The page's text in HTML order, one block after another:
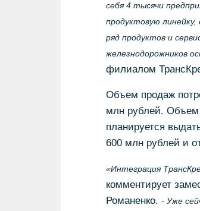
себя 4 тысячи
продуктовую
ряд продуктов и
железнодорожников
филиалом
Объем продаж
млн рублей. Объем
планируется
600 млн рублей и
«Интеграция
комментирует
Романенко. - Уже